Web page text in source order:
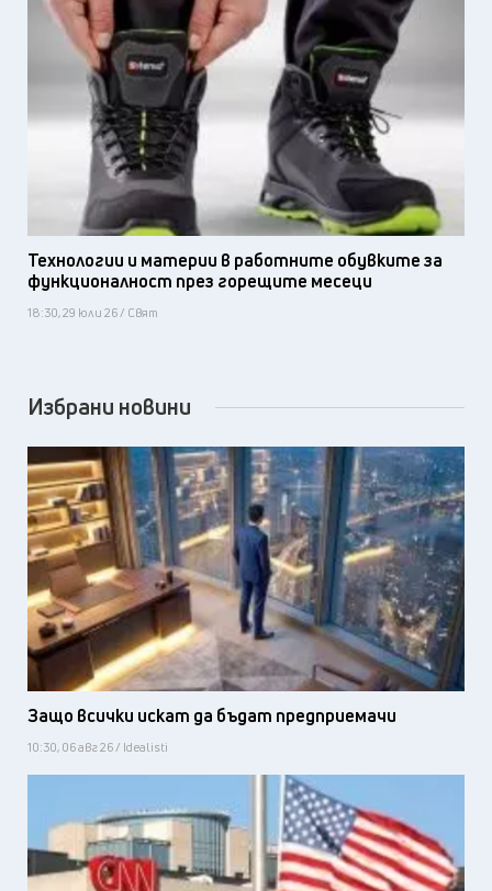
Технологии и материи в работните обувките за
функционалност през горещите месеци
18:30, 29 юли 26 / Свят
Избрани новини
Защо всички искат да бъдат предприемачи
10:30, 06 авг 26 / Idealisti